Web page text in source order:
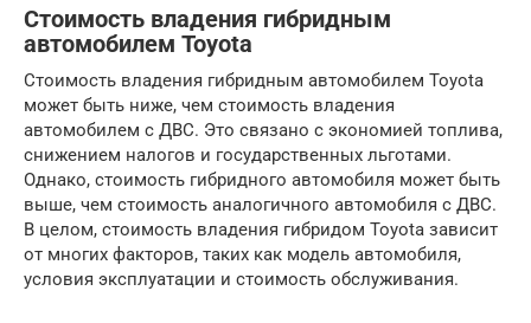
Стоимость владения гибридным
автомобилем Toyota
Стоимость владения гибридным автомобилем Toyota
может быть ниже, чем стоимость владения
автомобилем с ДВС. Это связано с экономией топлива,
снижением налогов и государственных льготами.
Однако, стоимость гибридного автомобиля может быть
выше, чем стоимость аналогичного автомобиля с ДВС.
В целом, стоимость владения гибридом Toyota зависит
от многих факторов, таких как модель автомобиля,
условия эксплуатации и стоимость обслуживания.